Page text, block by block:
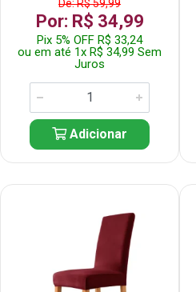
De: R$ 59,99
Por: R$ 34,99
Pix 5% OFF R$ 33,24
ou em até 1x R$ 34,99 Sem
Juros
Adicionar